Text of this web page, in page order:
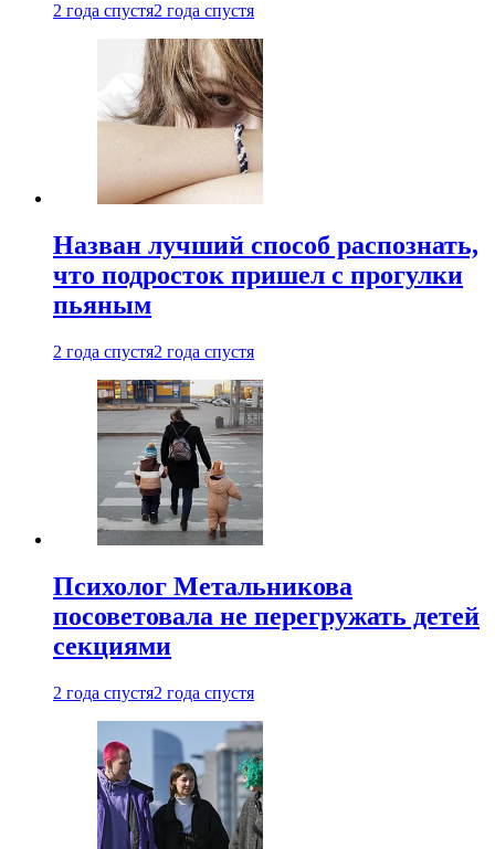
2 года спустя2 года спустя
Назван лучший способ распознать,
что подросток пришел с прогулки
пьяным
2 года спустя2 года спустя
Психолог Метальникова
посоветовала не перегружать детей
секциями
2 года спустя2 года спустя